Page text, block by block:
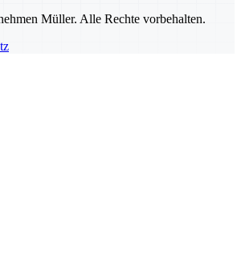
Müller. Alle Rechte vorbehalten.